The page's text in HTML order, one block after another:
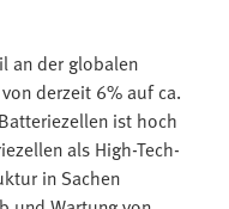
an der globalen
derzeit 6% auf ca.
ist hoch
als High-Tech-
in Sachen